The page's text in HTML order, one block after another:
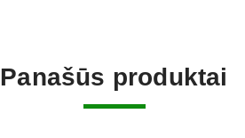
Panašūs produktai